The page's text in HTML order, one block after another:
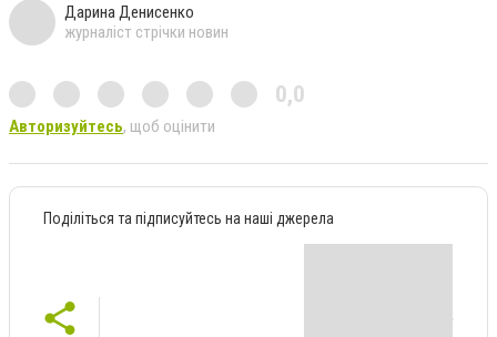
Дарина Денисенко
журналіст стрічки новин
0,0
Авторизуйтесь, щоб оцінити
Поділіться та підписуйтесь на наші джерела